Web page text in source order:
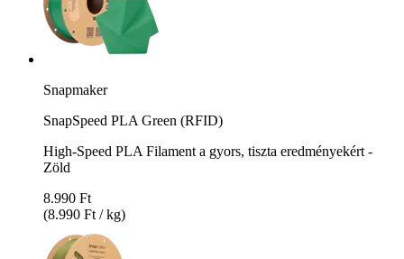
Snapmaker
SnapSpeed PLA Green (RFID)
High-Speed PLA Filament a gyors, tiszta eredményekért -
Zöld
8.990 Ft
(8.990 Ft / kg)